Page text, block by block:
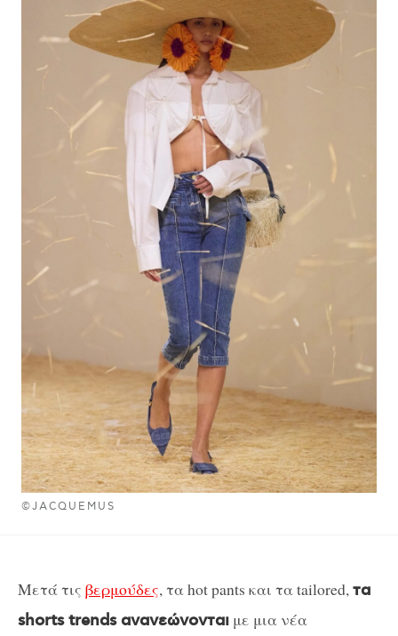
©JACQUEMUS
Μετά τις βερμούδες, τα hot pants και τα tailored, τα
shorts trends ανανεώνονται με μια νέα